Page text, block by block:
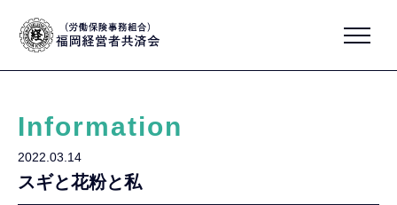
Information
2022.03.14
スギと花粉と私